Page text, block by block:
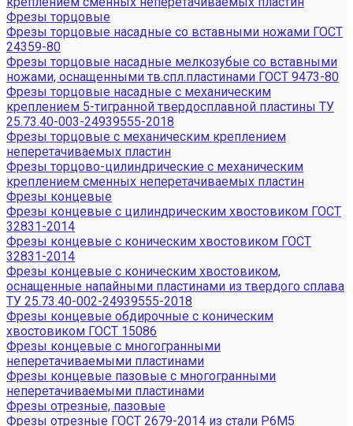
Фрезы торцовые
Фрезы торцовые насадные со вставными ножами ГОСТ
24359-80
Фрезы торцовые насадные мелкозубые со вставными
ножами, оснащенными тв.спл.пластинами ГОСТ 9473-80
Фрезы торцовые насадные с механическим
креплением 5-тигранной твердосплавной пластины ТУ
25.73.40-003-24939555-2018
Фрезы торцовые с механическим креплением
неперетачиваемых пластин
Фрезы торцово-цилиндрические с механическим
креплением сменных неперетачиваемых пластин
Фрезы концевые
Фрезы концевые с цилиндрическим хвостовиком ГОСТ
32831-2014
Фрезы концевые с коническим хвостовиком ГОСТ
32831-2014
Фрезы концевые с коническим хвостовиком,
оснащенные напайными пластинами из твердого сплава
ТУ 25.73.40-002-24939555-2018
Фрезы концевые обдирочные с коническим
хвостовиком ГОСТ 15086
Фрезы концевые с многогранными
неперетачиваемыми пластинами
Фрезы концевые пазовые с многогранными
неперетачиваемыми пластинами
Фрезы отрезные, пазовые
Фрезы отрезные ГОСТ 2679-2014 из стали Р6М5